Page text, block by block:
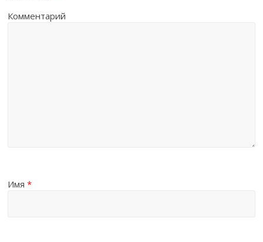
Комментарий
Имя*